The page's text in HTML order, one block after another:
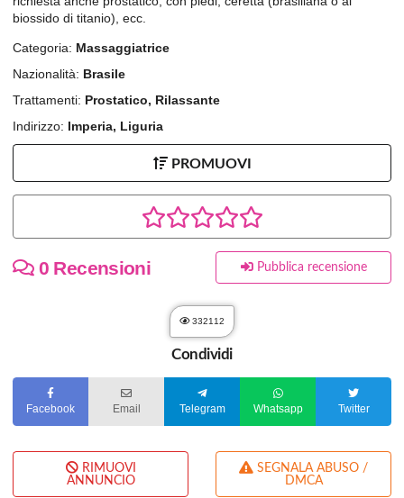
biossido di titanio), ecc.
Categoria: Massaggiatrice
Nazionalità: Brasile
Trattamenti: Prostatico, Rilassante
Indirizzo: Imperia, Liguria
PROMUOVI
0 Recensioni Pubblica recensione
332112
Condividi
Facebook Email Telegram Whatsapp Twitter
RIMUOVI
ANNUNCIO
DMCA